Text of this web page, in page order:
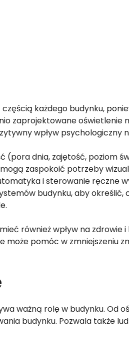
każdego budynku,
zaprojektowane oświetlenie
wpływ psychologiczny
(pora dnia, zajętość, poziom
zaspokoić potrzeby
i sterowanie ręczne
budynku, aby określić,
również wpływ na zdrowie
może pomóc w zmniejszeniu
ważną rolę w budynku. Od
budynku. Pozwala także